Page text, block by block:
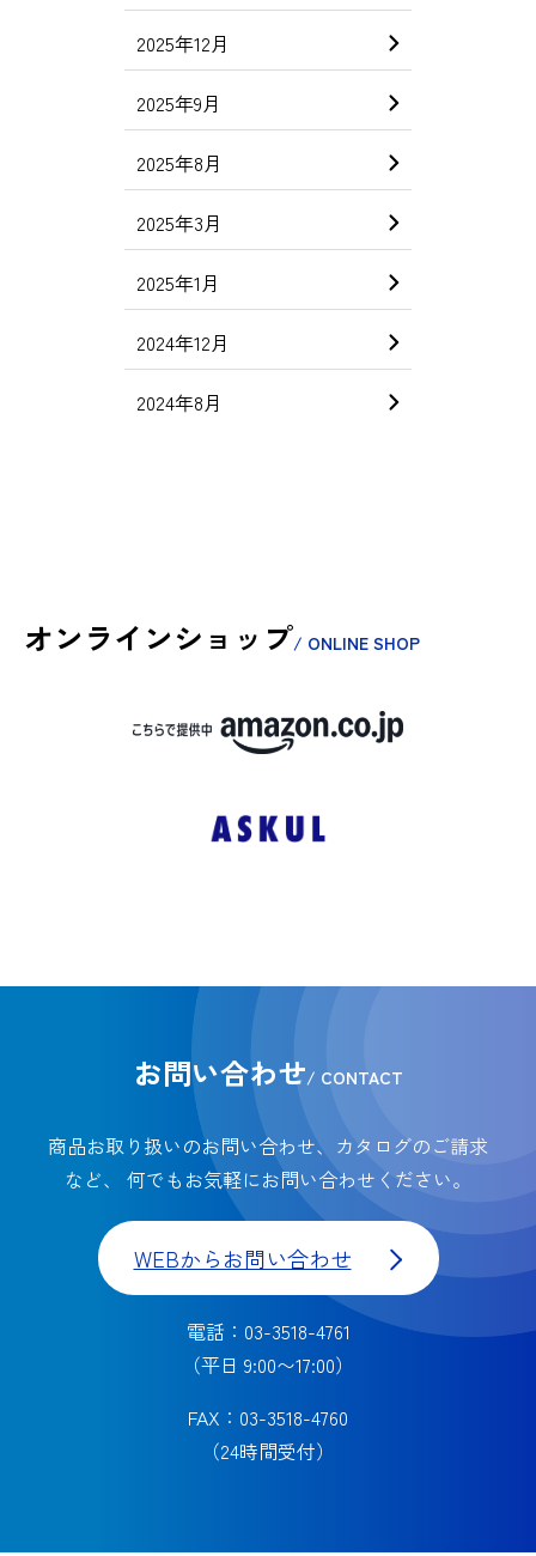
2025年12月
2025年9月
2025年8月
2025年3月
2025年1月
2024年12月
2024年8月
オンラインショップ/ ONLINE SHOP
お問い合わせ/ CONTACT
商品お取り扱いのお問い合わせ、カタログのご請求
など、
何でもお気軽にお問い合わせください。
WEBからお問い合わせ
電話：03-3518-4761
（平日 9:00〜17:00）
FAX：03-3518-4760
（24時間受付）